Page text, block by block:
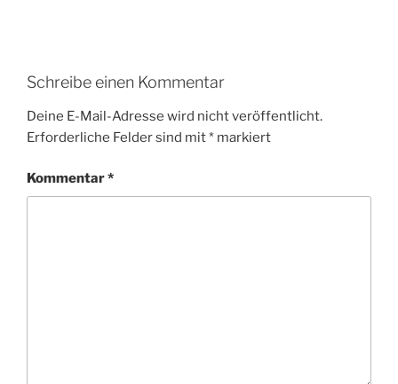
Schreibe einen Kommentar
Deine E-Mail-Adresse wird nicht veröffentlicht.
Erforderliche Felder sind mit* markiert
Kommentar*